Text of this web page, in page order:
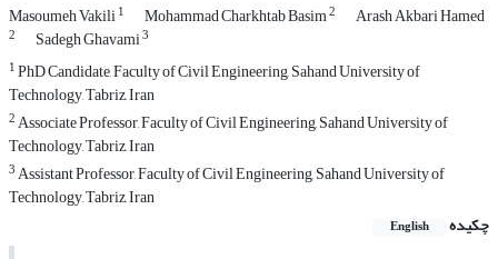
Masoumeh Vakili1 Mohammad Charkhtab Basim2 Arash Akbari Hamed
2 Sadegh Ghavami3
1PhD Candidate, Faculty of Civil Engineering, Sahand University of
Technology, Tabriz, Iran
2Associate Professor, Faculty of Civil Engineering, Sahand University of
Technology, Tabriz, Iran
3Assistant Professor, Faculty of Civil Engineering, Sahand University of
Technology, Tabriz, Iran
چکیده
English